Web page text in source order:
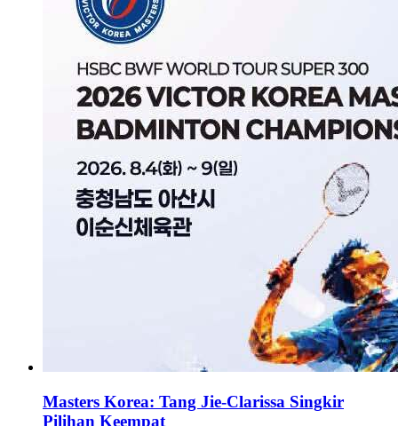
Masters Korea: Tang Jie-Clarissa Singkir
Pilihan Keempat